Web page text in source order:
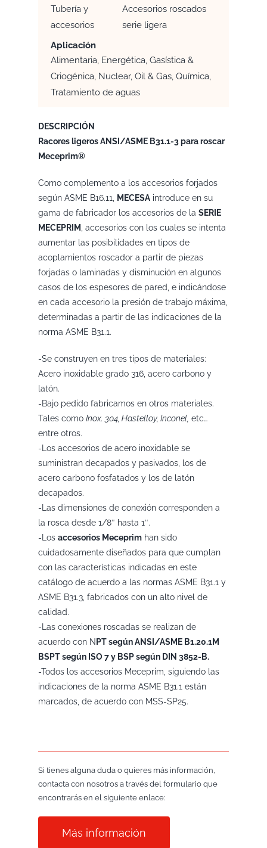
Tubería y
accesorios
Accesorios roscados
serie ligera
Aplicación
Alimentaria, Energética, Gasística &
Criogénica, Nuclear, Oil & Gas, Química,
Tratamiento de aguas
DESCRIPCIÓN
Racores ligeros ANSI/ASME B31.1-3 para roscar
Meceprim®
Como complemento a los accesorios forjados
según ASME B16.11,
MECESAintroduce en su
gama de fabricador los accesorios de la SERIE
MECEPRIM , accesorios con los cuales se intenta
aumentar las posibilidades en tipos de
acoplamientos roscador a partir de piezas
forjadas o laminadas y disminución en algunos
casos de los espesores de pared, e indicándose
en cada accesorio la presión de trabajo máxima,
determinadas a partir de las indicaciones de la
norma ASME B31.1.
-Se construyen en tres tipos de materiales:
Acero inoxidable grado 316, acero carbono y
latón.
-Bajo pedido fabricamos en otros materiales.
Tales como Inox. 304, Hastelloy, Inconel, etc…
entre otros.
-Los accesorios de acero inoxidable se
suministran decapados y pasivados, los de
acero carbono fosfatados y los de latón
decapados.
-Las dimensiones de conexión corresponden a
la rosca desde 1/8″ hasta 1″.
-Los accesorios Meceprimhan sido
cuidadosamente diseñados para que cumplan
con las características indicadas en este
catálogo de acuerdo a las normas ASME B31.1 y
ASME B31.3, fabricados con un alto nivel de
calidad.
-Las conexiones roscadas se realizan de
acuerdo con N PT según ANSI/ASME B1.20.1M
BSPT según ISO 7 y BSP según DIN 3852-B.
-Todos los accesorios Meceprim, siguiendo las
indicaciones de la norma ASME B31.1 están
marcados, de acuerdo con MSS-SP25.
Si tienes alguna duda o quieres más información,
contacta con nosotros a través del formulario que
encontrarás en el siguiente enlace:
Más información